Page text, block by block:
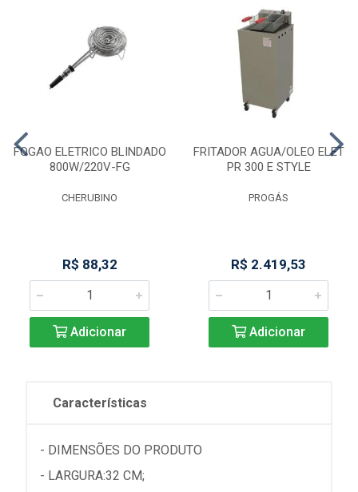
FOGAO ELETRICO BLINDADO
800W/220V-FG
CHERUBINO
R$ 88,32
Adicionar
FRITADOR AGUA/OLEO ELET
PR 300 E STYLE
PROGÁS
R$ 2.419,53
Adicionar
Características
- DIMENSÕES DO PRODUTO
- LARGURA:32 CM;